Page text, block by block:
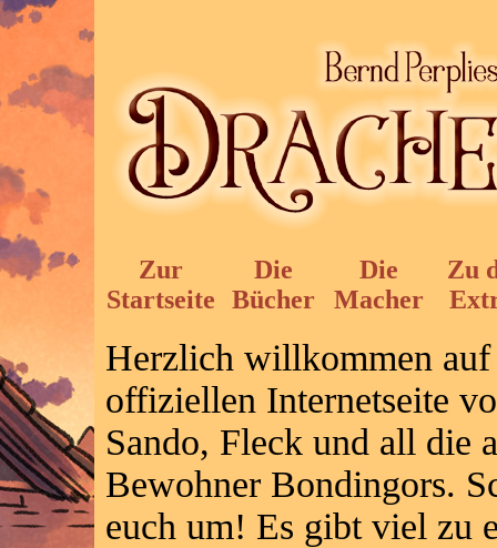
Zur
Startseite
Die
Bücher
Die
Macher
Zu
Herzlich willkommen auf
offiziellen Internetseite
Sando, Fleck und all die
Bewohner Bondingors.
euch um! Es gibt viel zu